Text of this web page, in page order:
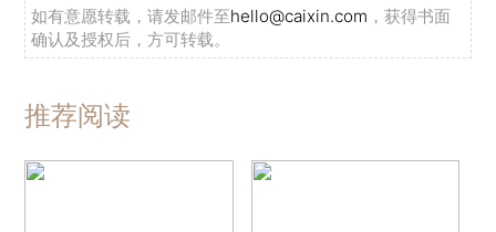
如有意愿转载，请发邮件至hello@caixin.com ，获得书面
确认及授权后，方可转载。
推荐阅读